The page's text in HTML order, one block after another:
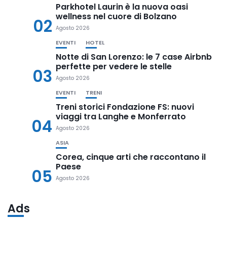
02
Parkhotel Laurin è la nuova oasi
wellness nel cuore di Bolzano
Agosto 2026
03
EVENTI HOTEL
Notte di San Lorenzo: le 7 case Airbnb
perfette per vedere le stelle
Agosto 2026
04
EVENTI TRENI
Treni storici Fondazione FS: nuovi
viaggi tra Langhe e Monferrato
Agosto 2026
05
ASIA
Corea, cinque arti che raccontano il
Paese
Agosto 2026
Ads